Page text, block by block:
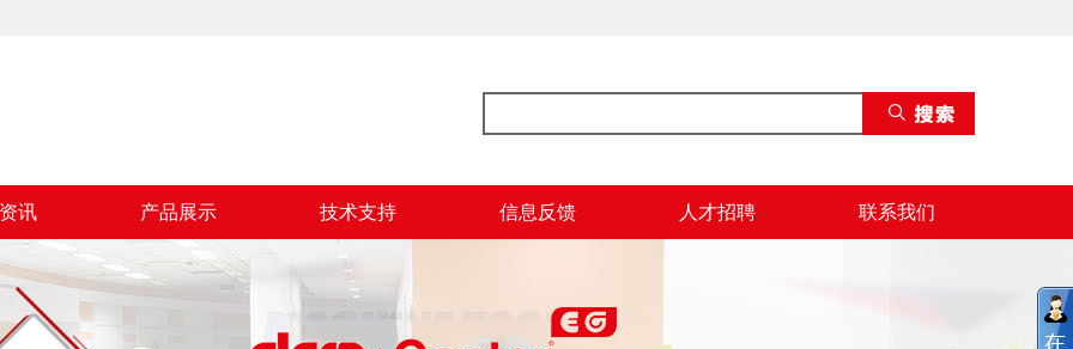
讯 产品展示 技术支持 信息反馈 人才招聘 联系我们